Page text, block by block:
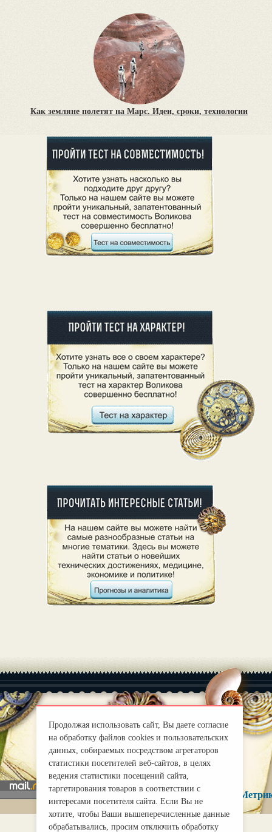
Как земляне полетят на Марс. Идеи, сроки, технологии
О нас |
Правила
mirprognoz@mail.ru
Продолжая использовать сайт, Вы даете согласие
на обработку файлов cookies и пользовательских
данных, собираемых посредством агрегаторов
статистики посетителей веб-сайтов, в целях
ведения статистики посещений сайта,
таргетирования товаров в соответствии с
интересами посетителя сайта. Если Вы не
хотите, чтобы Ваши вышеперечисленные данные
обрабатывались, просим отключить обработку